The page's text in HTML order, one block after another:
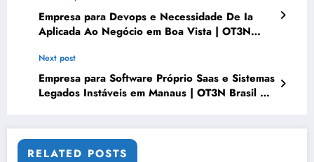
Empresa para Devops e Necessidade De Ia
Aplicada Ao Negócio em Boa Vista | OT3N
Next post
Empresa para Software Próprio Saas e Sistemas
Legados Instáveis em Manaus | OT3N Brasil –
RELATED POSTS